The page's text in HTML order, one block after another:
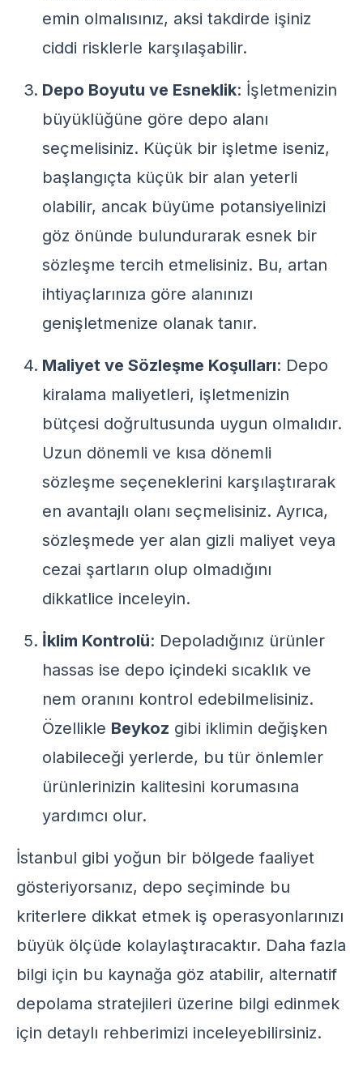
emin olmalısınız, aksi takdirde işiniz
ciddi risklerle karşılaşabilir.
Depo Boyutu ve Esneklik: İşletmenizin
büyüklüğüne göre depo alanı
seçmelisiniz. Küçük bir işletme iseniz,
başlangıçta küçük bir alan yeterli
olabilir, ancak büyüme potansiyelinizi
göz önünde bulundurarak esnek bir
sözleşme tercih etmelisiniz. Bu, artan
ihtiyaçlarınıza göre alanınızı
genişletmenize olanak tanır.
Maliyet ve Sözleşme Koşulları: Depo
kiralama maliyetleri, işletmenizin
bütçesi doğrultusunda uygun olmalıdır.
Uzun dönemli ve kısa dönemli
sözleşme seçeneklerini karşılaştırarak
en avantajlı olanı seçmelisiniz. Ayrıca,
sözleşmede yer alan gizli maliyet veya
cezai şartların olup olmadığını
dikkatlice inceleyin.
İklim Kontrolü: Depoladığınız ürünler
hassas ise depo içindeki sıcaklık ve
nem oranını kontrol edebilmelisiniz.
Özellikle Beykoz gibi iklimin değişken
olabileceği yerlerde, bu tür önlemler
ürünlerinizin kalitesini korumasına
yardımcı olur.
İstanbul gibi yoğun bir bölgede faaliyet
gösteriyorsanız, depo seçiminde bu
kriterlere dikkat etmek iş operasyonlarınızı
büyük ölçüde kolaylaştıracaktır. Daha fazla
bilgi için bu kaynağa göz atabilir, alternatif
depolama stratejileri üzerine bilgi edinmek
için detaylı rehberimizi inceleyebilirsiniz.